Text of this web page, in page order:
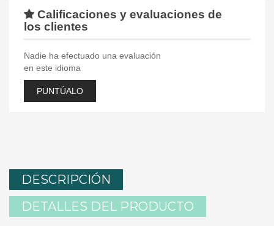
Calificaciones y evaluaciones de
los clientes
Nadie ha efectuado una evaluación
en este idioma
PUNTÚALO
DESCRIPCIÓN
DETALLES DEL PRODUCTO